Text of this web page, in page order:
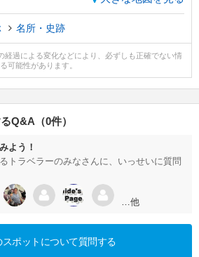
名所・史跡
経過による変化などにより、必ずしも正確でない情
可能性があります。
Q&A（0件）
よう！
トラベラーのみなさんに、いっせいに質問
…他
スポットについて質問する